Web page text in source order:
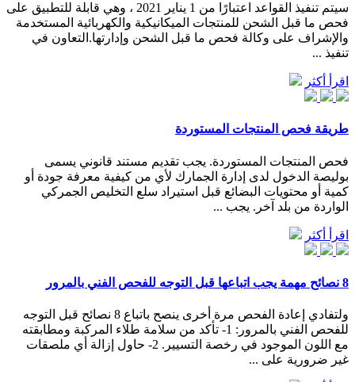
سيتم تنفيذ القواعد اعتبارًا من 1 يناير 2021 ، وهي قابلة للتطبيق على
فحص ما قبل الشحن للمنتجات الميكانيكية والكهربائية المستخدمة
والإشراف على وكالة فحص ما قبل الشحن وإدارتها.التعاون في
تنفيذ ...
اقرأ أكثر
طريقة فحص المنتجات المستوردة
فحص المنتجات المستوردة. يجب تقديم مستند قانوني يسمى
بوليصة الدخول لدى إدارة الجمارك لأي من كيفية معرفة جودة أو
كمية أو محتويات البضائع قبل استيراد سلع التخليص الجمركي
الواردة من بلد آخر. يجب ...
اقرأ أكثر
8 نصائح مهمة يجب اتباعها قبل التوجه للفحص الفني بالمرور
ولتفادي إعادة الفحص مرة أخرى ينصح باتباع 8 نصائح قبل التوجه
للفحص الفني بالمرور: 1- تأكد من سلامة طلاء المركبة ومطابقته
مع اللون الموجود في رخصة التسيير. 2- حاول إزالة أي ملصقات
غير ضرورية على ...